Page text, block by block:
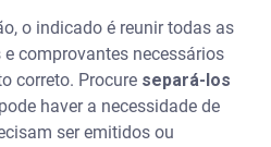
o indicado é reunir todas as
comprovantes necessários
correto. Procure separá-los
haver a necessidade de
ser emitidos ou